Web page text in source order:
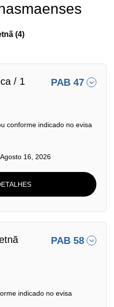
(4)
/ 1
PAB 47
conforme indicado no evisa
16, 2026
PAB 58
indicado no evisa